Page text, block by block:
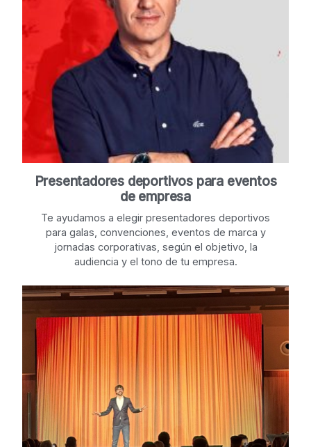
Presentadores deportivos para eventos
de empresa
Te ayudamos a elegir presentadores deportivos
para galas, convenciones, eventos de marca y
jornadas corporativas, según el objetivo, la
audiencia y el tono de tu empresa.